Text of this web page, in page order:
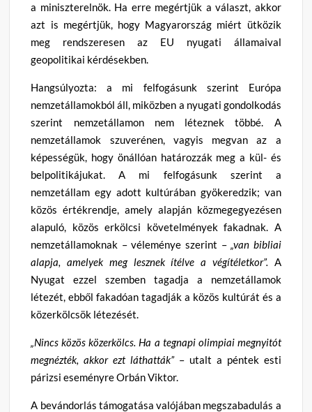
a miniszterelnök. Ha erre megértjük a választ, akkor
azt is megértjük, hogy Magyarország miért ütközik
meg rendszeresen az EU nyugati államaival
geopolitikai kérdésekben.
Hangsúlyozta: a mi felfogásunk szerint Európa
nemzetállamokból áll, miközben a nyugati gondolkodás
szerint nemzetállamon nem léteznek többé. A
nemzetállamok szuverénen, vagyis megvan az a
képességük, hogy önállóan határozzák meg a kül- és
belpolitikájukat. A mi felfogásunk szerint a
nemzetállam egy adott kultúrában gyökeredzik; van
közös értékrendje, amely alapján közmegegyezésen
alapuló, közös erkölcsi követelmények fakadnak. A
nemzetállamoknak – véleménye szerint –„van bibliai
alapja, amelyek meg lesznek ítélve a végítéletkor”. A
Nyugat ezzel szemben tagadja a nemzetállamok
létezét, ebből fakadóan tagadják a közös kultúrát és a
közerkölcsök létezését.
„Nincs közös közerkölcs. Ha a tegnapi olimpiai megnyitót
megnézték, akkor ezt láthatták”– utalt a péntek esti
párizsi eseményre Orbán Viktor.
A bevándorlás támogatása valójában megszabadulás a